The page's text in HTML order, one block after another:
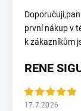
první nákup v
k zákazníkům
RENE
17.7.2026